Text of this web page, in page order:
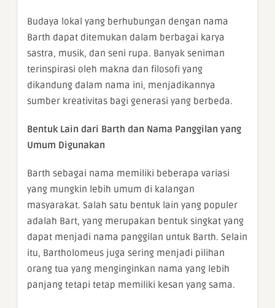
Budaya lokal yang berhubungan dengan nama
Barth dapat ditemukan dalam berbagai karya
sastra, musik, dan seni rupa. Banyak seniman
terinspirasi oleh makna dan filosofi yang
dikandung dalam nama ini, menjadikannya
sumber kreativitas bagi generasi yang berbeda.
Bentuk Lain dari Barth dan Nama Panggilan yang
Umum Digunakan
Barth sebagai nama memiliki beberapa variasi
yang mungkin lebih umum di kalangan
masyarakat. Salah satu bentuk lain yang populer
adalah Bart, yang merupakan bentuk singkat yang
dapat menjadi nama panggilan untuk Barth. Selain
itu, Bartholomeus juga sering menjadi pilihan
orang tua yang menginginkan nama yang lebih
panjang tetapi tetap memiliki kesan yang sama.